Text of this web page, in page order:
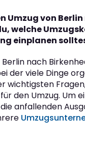
Umzug von
welche
einplanen
nach
der viele Dinge
wichtigsten
den Umzug. Um
anfallenden